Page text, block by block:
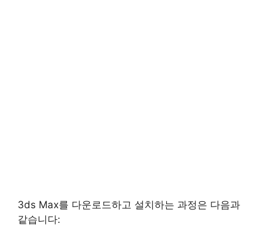
3ds Max를 다운로드하고 설치하는 과정은 다음과
같습니다: